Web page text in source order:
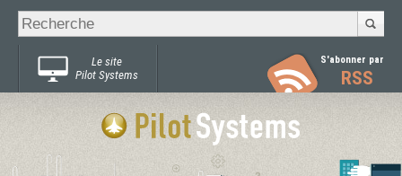
Chercher par
Recherche
avancée…
Le site
Pilot Systems
S'abonner par
RSS